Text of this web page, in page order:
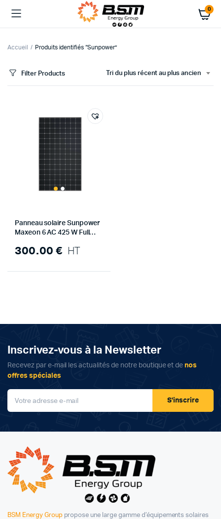
0
Accueil Produits identifiés “Sunpower”
Filter Products Tri du plus récent au plus ancien
Panneau solaire Sunpower
Maxeon 6 AC 425 W Full
300.00 € HT
Inscrivez-vous à la Newsletter
Recevez par e-mail les actualités de notre boutique et denos
offres spéciales
S'inscrire
BSM Energy Group propose une large gamme d’équipements solaires